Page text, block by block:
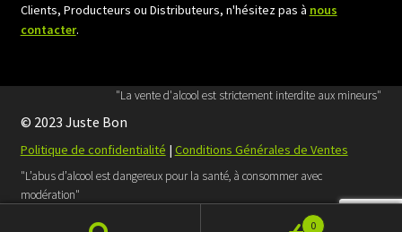
Clients, Producteurs ou Distributeurs, n'hésitez pas à nous
contacter.
"La vente d'alcool est strictement interdite aux mineurs"
© 2023 Juste Bon
Politique de confidentialité | Conditions Générales de Ventes
"L’abus d’alcool est dangereux pour la santé, à consommer avec
modération"
Retrouvez Juste Bon sur
0